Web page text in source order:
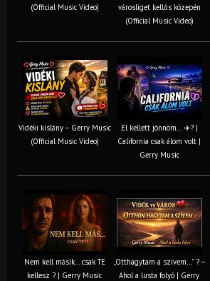
(Official Music Video)
városliget kellős közepén
(Official Music Video)
Vidéki kislány – Gerry Music
(Official Music Video)
El kellett jönnöm… ✈️? |
California csak álom volt |
Gerry Music
Nem kell másik… csak TE
kellesz ? | Gerry Music
„Otthagytam a szívem…” ? –
Ahol a lusta folyó | Gerry